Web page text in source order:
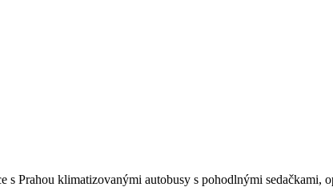
s Prahou klimatizovanými autobusy s pohodlnými